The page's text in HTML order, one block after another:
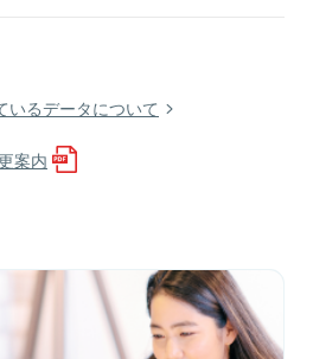
いるデータについて
案内